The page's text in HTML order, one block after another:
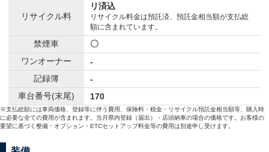
リサイクル料
リ済込
リサイクル料金は預託済、預託金相当額が支払総
額に含まれています。
禁煙車
〇
ワンオーナー
-
記録簿
-
車台番号(末尾)
170
※支払総額には車両価格、登録等に伴う費用、保険料・税金・リサイクル預託金相当額等、購入時
に必要な全ての費用が含まれます。当月県内登録（届出）・店頭納車の場合の価格です。お客様の
要望に基づく整備・オプション・ETCセットアップ料金等の費用は別途申し受けます。